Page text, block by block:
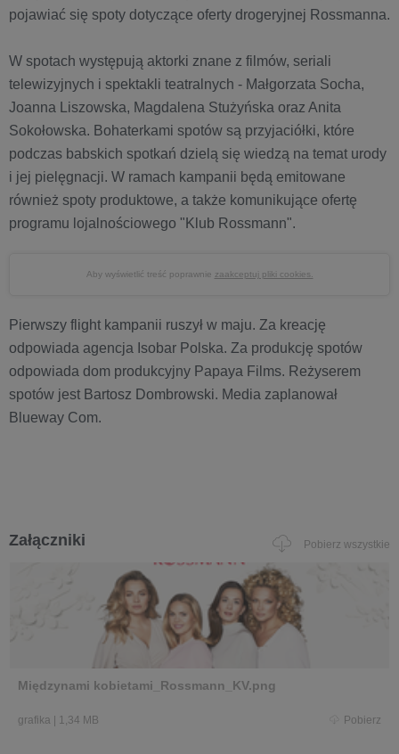
pojawiać się spoty dotyczące oferty drogeryjnej Rossmanna.
W spotach występują aktorki znane z filmów, seriali
telewizyjnych i spektakli teatralnych - Małgorzata Socha,
Joanna Liszowska, Magdalena Stużyńska oraz Anita
Sokołowska. Bohaterkami spotów są przyjaciółki, które
podczas babskich spotkań dzielą się wiedzą na temat urody
i jej pielęgnacji. W ramach kampanii będą emitowane
również spoty produktowe, a także komunikujące ofertę
programu lojalnościowego "Klub Rossmann".
Aby wyświetlić treść poprawnie zaakceptuj pliki cookies.
Pierwszy flight kampanii ruszył w maju. Za kreację
odpowiada agencja Isobar Polska. Za produkcję spotów
odpowiada dom produkcyjny Papaya Films. Reżyserem
spotów jest Bartosz Dombrowski. Media zaplanował
Blueway Com.
Załączniki Pobierz wszystkie
Międzynami kobietami_Rossmann_KV.png
grafika 1,34 MB Pobierz